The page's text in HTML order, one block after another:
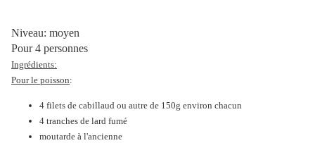
Niveau: moyen
Pour 4 personnes
Ingrédients:
Pour le poisson:
4 filets de cabillaud ou autre de 150g environ chacun
4 tranches de lard fumé
moutarde à l'ancienne